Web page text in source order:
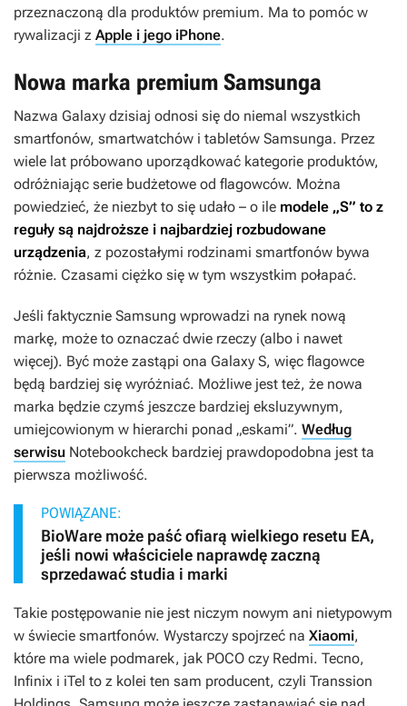
przeznaczoną dla produktów premium. Ma to pomóc w
rywalizacji z Apple i jego iPhone.
Nowa marka premium Samsunga
Nazwa Galaxy dzisiaj odnosi się do niemal wszystkich
smartfonów, smartwatchów i tabletów Samsunga. Przez
wiele lat próbowano uporządkować kategorie produktów,
odróżniając serie budżetowe od flagowców. Można
powiedzieć, że niezbyt to się udało – o ile modele „S” to z
reguły są najdroższe i najbardziej rozbudowane
urządzenia, z pozostałymi rodzinami smartfonów bywa
różnie. Czasami ciężko się w tym wszystkim połapać.
Jeśli faktycznie Samsung wprowadzi na rynek nową
markę, może to oznaczać dwie rzeczy (albo i nawet
więcej). Być może zastąpi ona Galaxy S, więc flagowce
będą bardziej się wyróżniać. Możliwe jest też, że nowa
marka będzie czymś jeszcze bardziej eksluzywnym,
umiejcowionym w hierarchi ponad „eskami”. Według
serwisu Notebookcheck bardziej prawdopodobna jest ta
pierwsza możliwość.
POWIĄZANE:
BioWare może paść ofiarą wielkiego resetu EA,
jeśli nowi właściciele naprawdę zaczną
sprzedawać studia i marki
Takie postępowanie nie jest niczym nowym ani nietypowym
w świecie smartfonów. Wystarczy spojrzeć na Xiaomi,
które ma wiele podmarek, jak POCO czy Redmi. Tecno,
Infinix i iTel to z kolei ten sam producent, czyli Transsion